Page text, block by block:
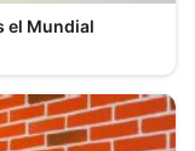
el Mundial